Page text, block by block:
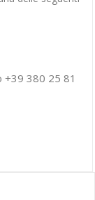
+39 380 25 81